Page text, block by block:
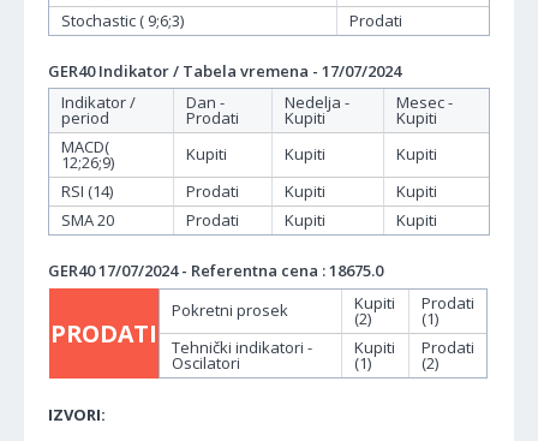
Stochastic ( 9;6;3)
Prodati
GER40 Indikator / Tabela vremena - 17/07/2024
Indikator /
period
Dan -
Prodati
Nedelja -
Kupiti
Mesec -
Kupiti
MACD(
12;26;9) Kupiti Kupiti
Kupiti
RSI (14)
Prodati Kupiti
Kupiti
SMA 20
Prodati Kupiti Kupiti
GER40 17/07/2024 - Referentna cena : 18675.0
PRODATI
Pokretni prosek Kupiti
(2)
Prodati
(1)
Tehnički indikatori -
Oscilatori
Kupiti
(1)
Prodati
(2)
IZVORI: